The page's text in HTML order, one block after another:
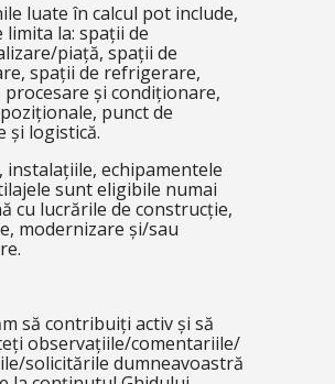
luate în calcul pot include,
limita la: spații de
piață, spații de
spații de refrigerare,
procesare și condiționare,
punct de
și logistică.
instalațiile, echipamentele
sunt eligibile numai
cu lucrările de construcție,
modernizare și/sau
să contribuiți activ și să
observațiile/comentariile/
solicitările dumneavoastră